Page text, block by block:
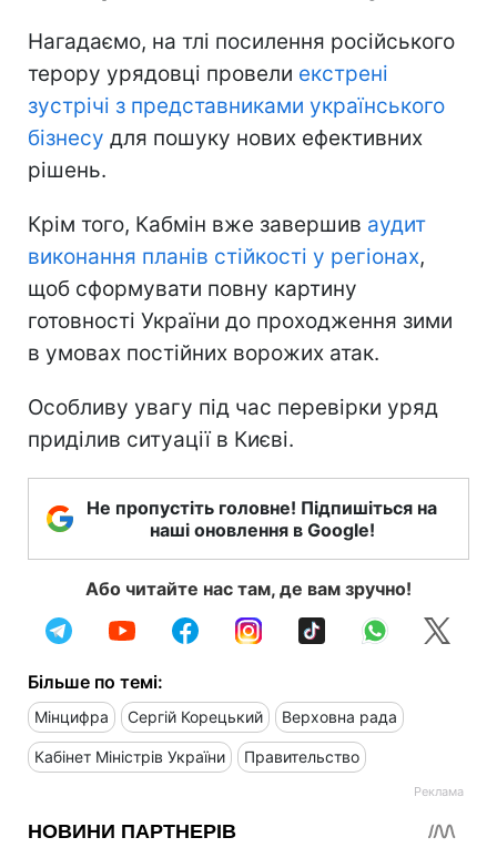
Нагадаємо, на тлі посилення російського
терору урядовці провели екстрені
зустрічі з представниками українського
бізнесу для пошуку нових ефективних
рішень.
Крім того, Кабмін вже завершив аудит
виконання планів стійкості у регіонах,
щоб сформувати повну картину
готовності України до проходження зими
в умовах постійних ворожих атак.
Особливу увагу під час перевірки уряд
приділив ситуації в Києві.
Не пропустіть головне! Підпишіться на
наші оновлення в Google!
Або читайте нас там, де вам зручно!
Більше по темі:
Мінцифра Сергій Корецький Верховна рада
Кабінет Міністрів України Правительство